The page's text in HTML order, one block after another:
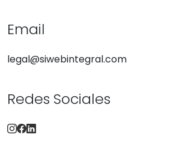
Email
legal@siwebintegral.com
Redes Sociales